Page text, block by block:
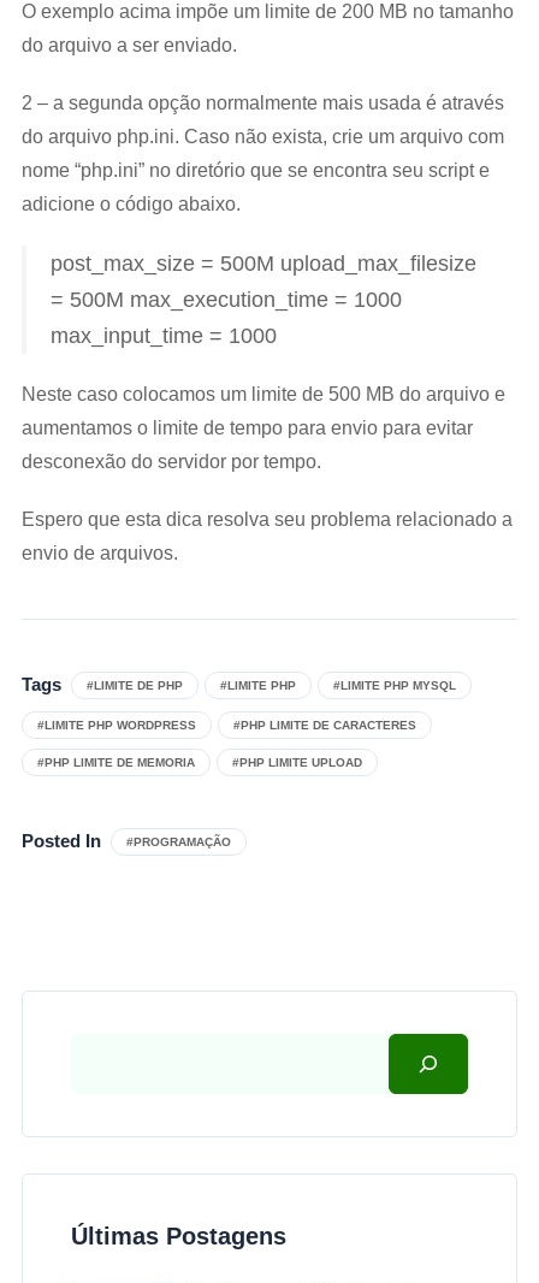
O exemplo acima impõe um limite de 200 MB no tamanho
do arquivo a ser enviado.
2 – a segunda opção normalmente mais usada é através
do arquivo php.ini. Caso não exista, crie um arquivo com
nome “php.ini” no diretório que se encontra seu script e
adicione o código abaixo.
post_max_size = 500M upload_max_filesize
= 500M max_execution_time = 1000
max_input_time = 1000
Neste caso colocamos um limite de 500 MB do arquivo e
aumentamos o limite de tempo para envio para evitar
desconexão do servidor por tempo.
Espero que esta dica resolva seu problema relacionado a
envio de arquivos.
Tags #LIMITE DE PHP #LIMITE PHP #LIMITE PHP MYSQL
#LIMITE PHP WORDPRESS #PHP LIMITE DE CARACTERES
#PHP LIMITE DE MEMORIA #PHP LIMITE UPLOAD
Posted In #PROGRAMAÇÃO
Últimas Postagens